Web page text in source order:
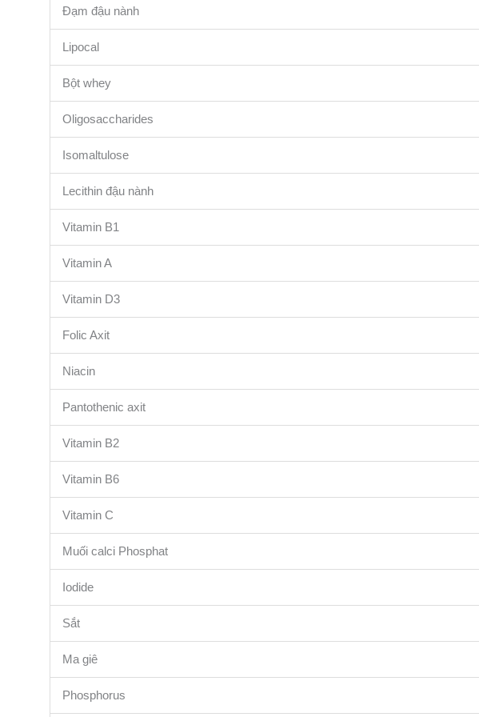
Đạm đậu nành
Lipocal
Bột whey
Oligosaccharides
Isomaltulose
Lecithin đậu nành
Vitamin B1
Vitamin A
Vitamin D3
Folic Axit
Niacin
Pantothenic axit
Vitamin B2
Vitamin B6
Vitamin C
Muối calci Phosphat
Iodide
Sắt
Ma giê
Phosphorus